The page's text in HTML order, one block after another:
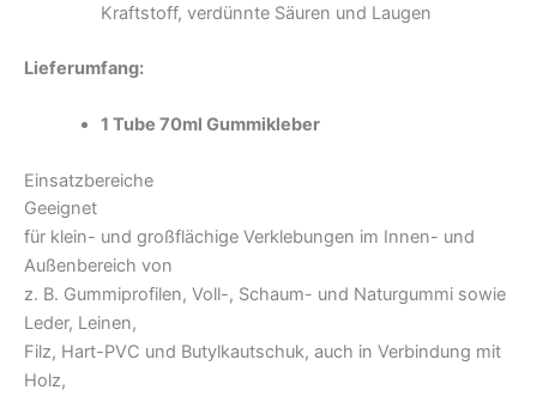
Kraftstoff, verdünnte Säuren und Laugen
Lieferumfang:
1 Tube 70ml Gummikleber
Einsatzbereiche
Geeignet
für klein- und großflächige Verklebungen im Innen- und
Außenbereich von
z. B. Gummiprofilen, Voll-, Schaum- und Naturgummi sowie
Leder, Leinen,
Filz, Hart-PVC und Butylkautschuk, auch in Verbindung mit
Holz,